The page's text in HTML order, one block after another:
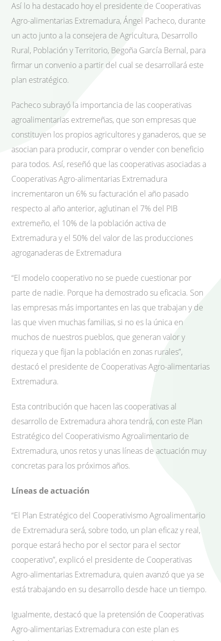
Así lo ha destacado hoy el presidente de Cooperativas
Agro-alimentarias Extremadura, Ángel Pacheco, durante
un acto junto a la consejera de Agricultura, Desarrollo
Rural, Población y Territorio, Begoña García Bernal, para
firmar un convenio a partir del cual se desarrollará este
plan estratégico.
Pacheco subrayó la importancia de las cooperativas
agroalimentarias extremeñas, que son empresas que
constituyen los propios agricultores y ganaderos, que se
asocian para producir, comprar o vender con beneficio
para todos. Así, reseñó que las cooperativas asociadas a
Cooperativas Agro-alimentarias Extremadura
incrementaron un 6% su facturación el año pasado
respecto al año anterior, aglutinan el 7% del PIB
extremeño, el 10% de la población activa de
Extremadura y el 50% del valor de las producciones
agroganaderas de Extremadura
“El modelo cooperativo no se puede cuestionar por
parte de nadie. Porque ha demostrado su eficacia. Son
las empresas más importantes en las que trabajan y de
las que viven muchas familias, si no es la única en
muchos de nuestros pueblos, que generan valor y
riqueza y que fijan la población en zonas rurales”,
destacó el presidente de Cooperativas Agro-alimentarias
Extremadura.
Esta contribución que hacen las cooperativas al
desarrollo de Extremadura ahora tendrá, con este Plan
Estratégico del Cooperativismo Agroalimentario de
Extremadura, unos retos y unas líneas de actuación muy
concretas para los próximos años.
Líneas de actuación
“El Plan Estratégico del Cooperativismo Agroalimentario
de Extremadura será, sobre todo, un plan eficaz y real,
porque estará hecho por el sector para el sector
cooperativo”, explicó el presidente de Cooperativas
Agro-alimentarias Extremadura, quien avanzó que ya se
está trabajando en su desarrollo desde hace un tiempo.
Igualmente, destacó que la pretensión de Cooperativas
Agro-alimentarias Extremadura con este plan es